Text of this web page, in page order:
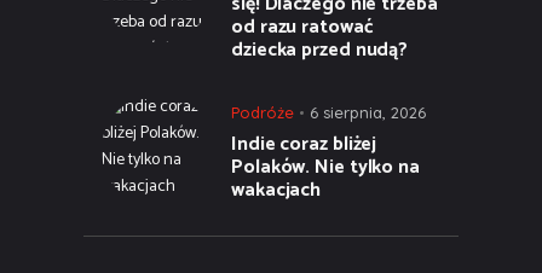
od razu ratować
dziecka przed nudą?
Podróże 6 sierpnia, 2026
Indie coraz bliżej
Polaków. Nie tylko na
wakacjach